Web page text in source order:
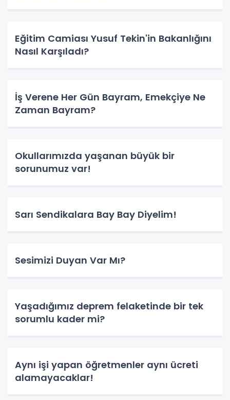
Eğitim Camiası Yusuf Tekin'in Bakanlığını
Nasıl Karşıladı?
İş Verene Her Gün Bayram, Emekçiye Ne
Zaman Bayram?
Okullarımızda yaşanan büyük bir
sorunumuz var!
Sarı Sendikalara Bay Bay Diyelim!
Sesimizi Duyan Var Mı?
Yaşadığımız deprem felaketinde bir tek
sorumlu kader mi?
Aynı işi yapan öğretmenler aynı ücreti
alamayacaklar!